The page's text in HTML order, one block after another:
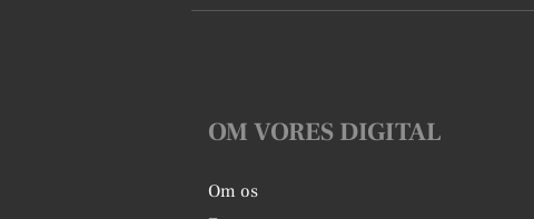
OM VORES DIGITAL
Om os